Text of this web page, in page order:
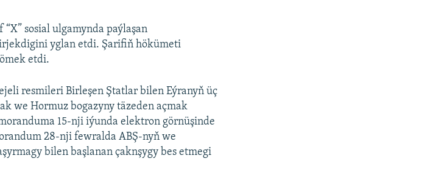
sosial ulgamynda paýlaşan
yglan etdi. Şarifiň hökümeti
etdi.
resmileri Birleşen Ştatlar bilen Eýranyň üç
we Hormuz bogazyny täzeden açmak
15-nji iýunda elektron görnüşinde
28-nji fewralda ABŞ-nyň we
bilen başlanan çaknşygy bes etmegi